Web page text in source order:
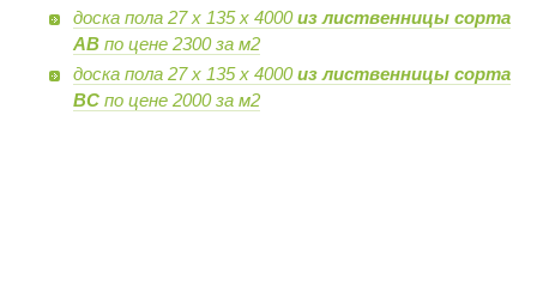
доска пола 27 х 135 х 4000из лиственницы сорта
ABпо цене 2300 за м2
доска пола 27 х 135 х 4000из лиственницы сорта
BCпо цене 2000 за м2